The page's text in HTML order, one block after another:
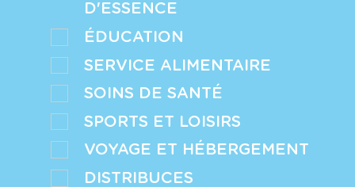
D'ESSENCE
ÉDUCATION
SERVICE ALIMENTAIRE
SOINS DE SANTÉ
SPORTS ET LOISIRS
VOYAGE ET HÉBERGEMENT
DISTRIBUCES